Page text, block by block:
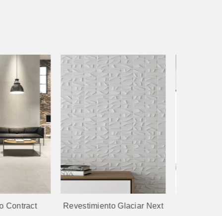
Glaciar Next Revestimiento Dassel